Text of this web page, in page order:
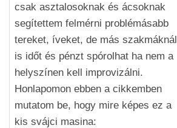
csak asztalosoknak és ácsoknak
segítettem felmérni problémásabb
tereket, íveket, de más szakmáknál
is időt és pénzt spórolhat ha nem a
helyszínen kell improvizálni.
Honlapomon ebben a cikkemben
mutatom be, hogy mire képes ez a
kis svájci masina: